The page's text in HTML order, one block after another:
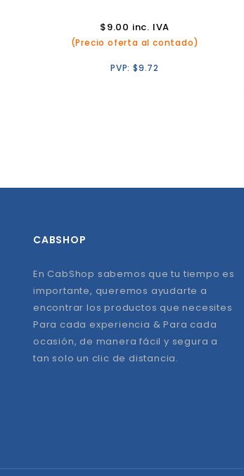
$9.00 inc. IVA
(Precio oferta al contado)
PVP: $9.72
CABSHOP
En CabShop sabemos que tu tiempo es
importante, queremos ayudarte a
encontrar los productos que necesites
Para cada experiencia & Para cada
ocasión, de manera fácil y segura a
tan solo un clic de distancia.